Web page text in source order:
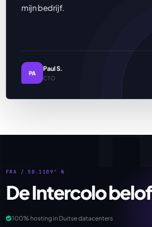
mijn bedrijf.
PA
Paul S.
CTO
FRA / 50.1109° N
De Intercolo
100% hosting in Duitse datacenters